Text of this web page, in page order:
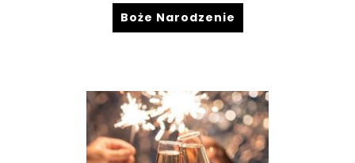
Boże Narodzenie